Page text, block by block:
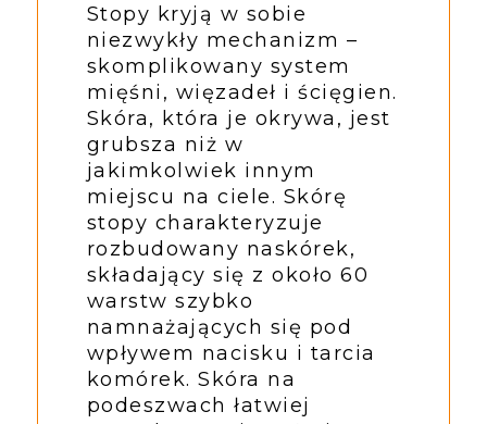
Stopy kryją w sobie
niezwykły mechanizm –
skomplikowany system
mięśni, więzadeł i ścięgien.
Skóra, która je okrywa, jest
grubsza niż w
jakimkolwiek innym
miejscu na ciele. Skórę
stopy charakteryzuje
rozbudowany naskórek,
składający się z około 60
warstw szybko
namnażających się pod
wpływem nacisku i tarcia
komórek. Skóra na
podeszwach łatwiej